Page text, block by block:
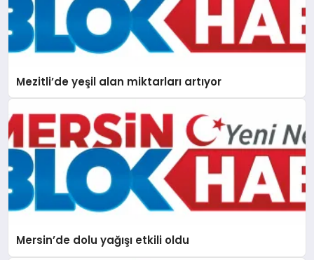
Mezitli’de yeşil alan miktarları artıyor
Mersin’de dolu yağışı etkili oldu